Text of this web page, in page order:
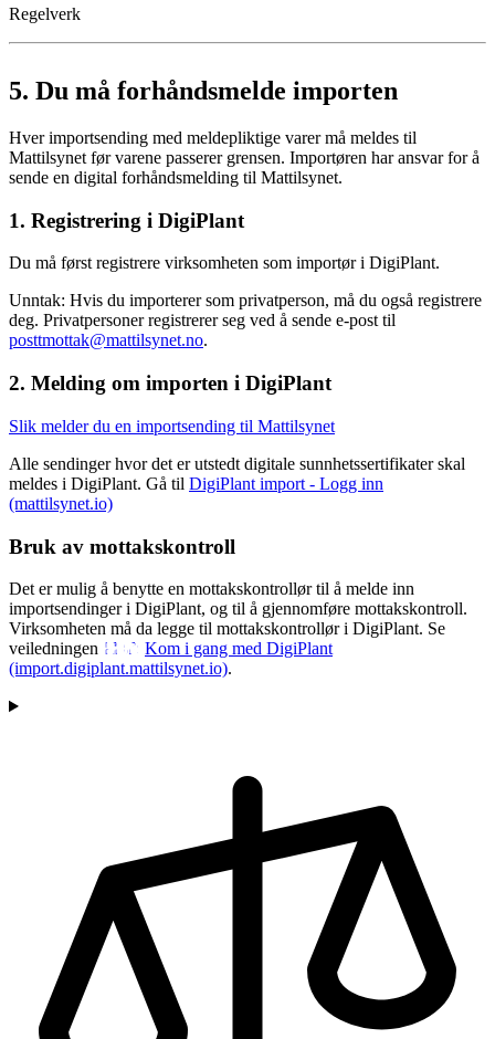
Regelverk
5. Du må forhåndsmelde importen
Hver importsending med meldepliktige varer må meldes til
Mattilsynet før varene passerer grensen. Importøren har ansvar for å
sende en digital forhåndsmelding til Mattilsynet.
1. Registrering i DigiPlant
Du må først registrere virksomheten som importør i DigiPlant.
Unntak: Hvis du importerer som privatperson, må du også registrere
deg. Privatpersoner registrerer seg ved å sende e-post til
posttmottak@mattilsynet.no.
2. Melding om importen i DigiPlant
Slik melder du en importsending til Mattilsynet
Alle sendinger hvor det er utstedt digitale sunnhetssertifikater skal
meldes i DigiPlant. Gå til DigiPlant import - Logg inn
(mattilsynet.io)
Bruk av mottakskontroll
Det er mulig å benytte en mottakskontrollør til å melde inn
importsendinger i DigiPlant, og til å gjennomføre mottakskontroll.
Virksomheten må da legge til mottakskontrollør i DigiPlant. Se
veiledningen
Kom i gang med DigiPlant
(import.digiplant.mattilsynet.io).